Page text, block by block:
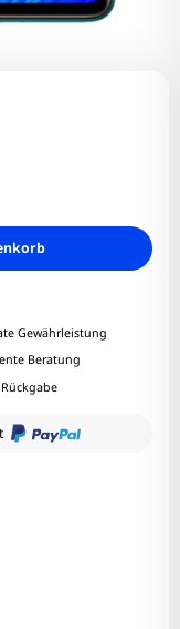
Gewährleistung
Beratung